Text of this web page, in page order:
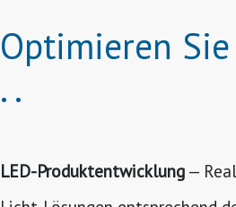
Optimieren Sie
. .
LED-Produktentwicklung —